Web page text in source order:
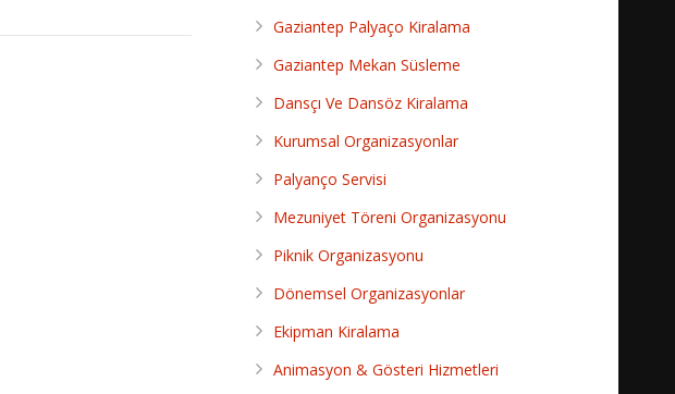
Gaziantep Palyaço Kiralama
Gaziantep Mekan Süsleme
Dansçı Ve Dansöz Kiralama
Kurumsal Organizasyonlar
Palyanço Servisi
Mezuniyet Töreni Organizasyonu
Piknik Organizasyonu
Dönemsel Organizasyonlar
Ekipman Kiralama
Animasyon & Gösteri Hizmetleri